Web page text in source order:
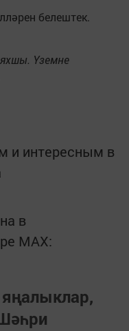
белештек.
Үземне
и интересным в
в
MАХ: